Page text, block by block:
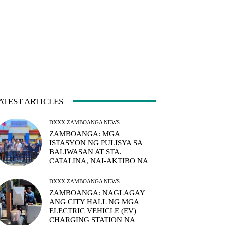
ARTICLES
DXXX ZAMBOANGA NEWS
ZAMBOANGA: MGA
ISTASYON NG PULISYA SA
BALIWASAN AT STA.
CATALINA, NAI-AKTIBO NA
DXXX ZAMBOANGA NEWS
ZAMBOANGA: NAGLAGAY
ANG CITY HALL NG MGA
ELECTRIC VEHICLE (EV)
CHARGING STATION NA